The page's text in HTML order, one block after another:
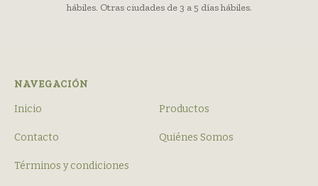
hábiles. Otras ciudades de 3 a 5 días hábiles.
NAVEGACIÓN
Inicio Productos
Contacto Quiénes Somos
Términos y condiciones